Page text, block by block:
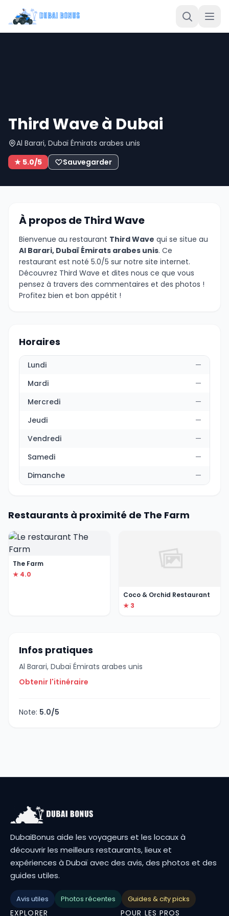
Third Wave à Dubai
Al Barari, Dubaï Émirats arabes unis
★ 5.0/5
Sauvegarder
À propos de Third Wave
Bienvenue au restaurant Third Wave qui se situe au
Al Barari, Dubaï Émirats arabes unis. Ce
restaurant est noté 5.0/5 sur notre site internet.
Découvrez Third Wave et dites nous ce que vous
pensez à travers des commentaires et des photos !
Profitez bien et bon appétit !
Horaires
Lundi
—
Mardi
—
Mercredi
—
Jeudi
—
Vendredi
—
Samedi
—
Dimanche
—
Restaurants à proximité de The Farm
The Farm
★ 4.0
Coco & Orchid Restaurant
★ 3
Infos pratiques
Al Barari, Dubaï Émirats arabes unis
Obtenir l'itinéraire
Note: 5.0/5
DubaiBonus aide les voyageurs et les locaux à
découvrir les meilleurs restaurants, lieux et
expériences à Dubaï avec des avis, des photos et des
guides utiles.
Avis utiles Photos récentes Guides & city picks
EXPLORER POUR LES PROS